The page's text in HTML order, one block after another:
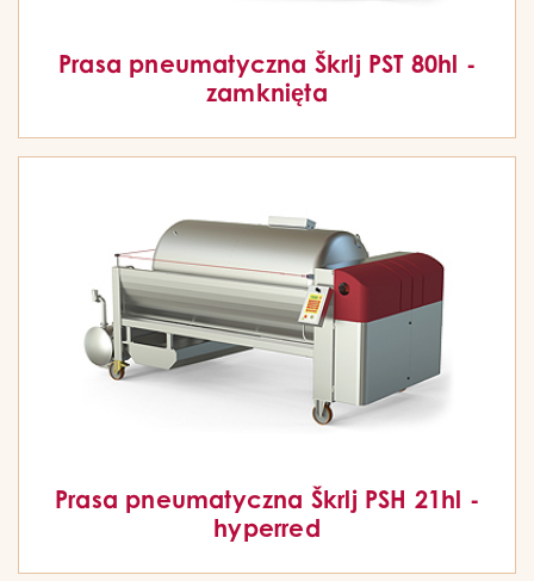
Prasa pneumatyczna Škrlj PST 80hl -
zamknięta
Prasa pneumatyczna Škrlj PSH 21hl -
hyperred